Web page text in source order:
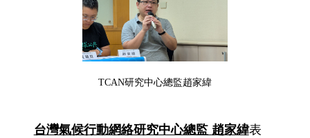
TCAN研究中心總監趙家緯
台灣氣候行動網絡研究中心總監 趙家緯表